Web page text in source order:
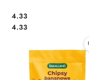
Cena:
4.33
Cena:
4.33